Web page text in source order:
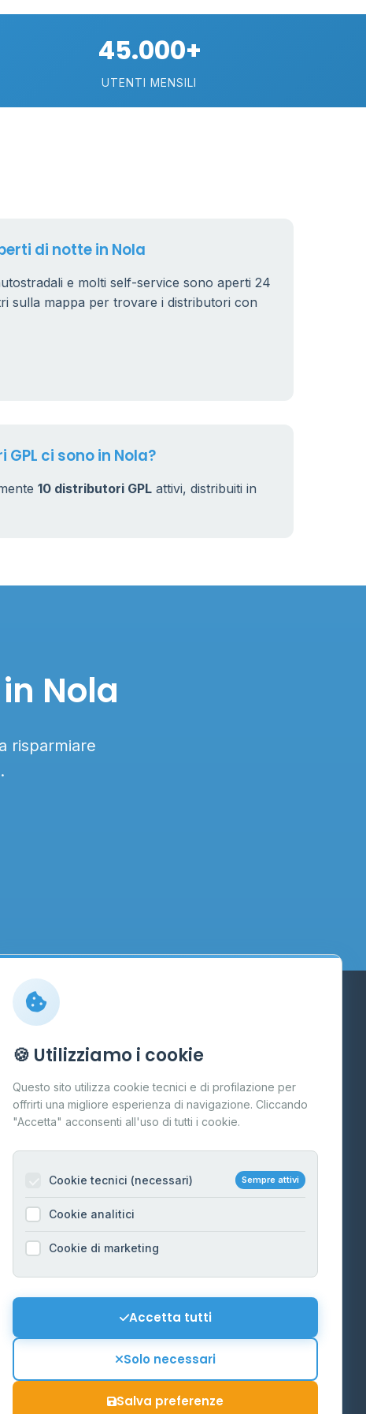
10
45.000+
UTENTI MENSILI
di notte in Nola
e molti self-service sono aperti 24
sulla mappa per trovare i distributori con
ci sono in Nola?
10 distributori GPL attivi, distribuiti in
Nola
risparmiare
Alto
Contatti
Per gestori
Informazioni legali
Privacy Policy
Cookie Policy
Mappa del sito
Contattaci
🍪 Utilizziamo i cookie
Questo sito utilizza cookie tecnici e di profilazione per
offrirti una migliore esperienza di navigazione. Cliccando
"Accetta" acconsenti all'uso di tutti i cookie.
Cookie tecnici (necessari) Sempre attivi
Cookie analitici
Cookie di marketing
Accetta tutti
Solo necessari
Salva preferenze